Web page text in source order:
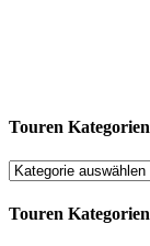
Touren Kategorien
Touren Kategorien